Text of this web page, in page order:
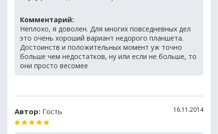
Комментарий:
Неплохо, я доволен. Для многих повседневных дел
это очень хороший вариант недорого планшета.
Достоинств и положительных момент уж точно
больше чем недостатков, ну или если не больше, то
они просто весомее
Автор: Гость 16.11.2014